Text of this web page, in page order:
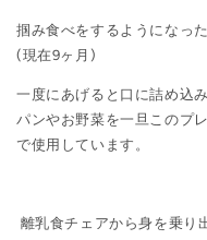
掴み食べをするようになっ
(現在9ヶ月)
一度にあげると口に詰め込
パンやお野菜を一旦このプ
で使用しています。
離乳食チェアから身を乗り